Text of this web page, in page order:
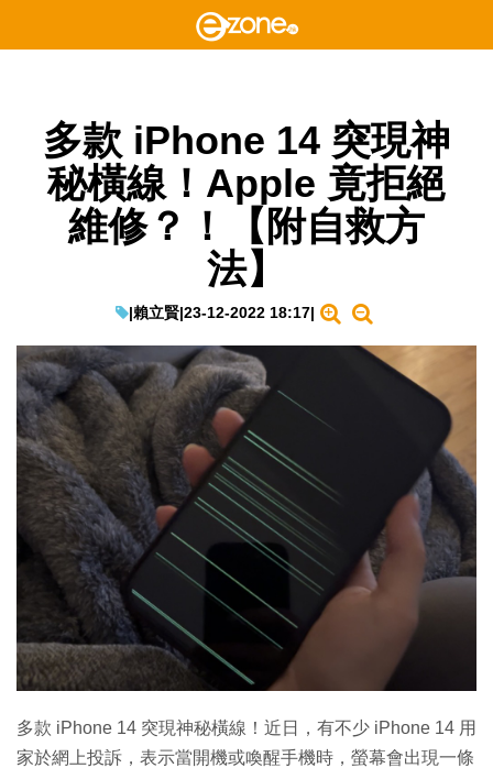
多款 iPhone 14 突現神
秘橫線！Apple 竟拒絕
維修？！【附自救方
法】
|賴立賢|23-12-2022 18:17|
多款 iPhone 14 突現神秘橫線！近日，有不少 iPhone 14 用
家於網上投訴，表示當開機或喚醒手機時，螢幕會出現一條